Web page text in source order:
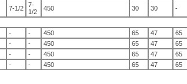
7-1/2
7-
1/2
450 30 30 -
- - 450 65 47 65
- - 450 65 47 65
- - 450 65 47 65
- - 450 65 47 65